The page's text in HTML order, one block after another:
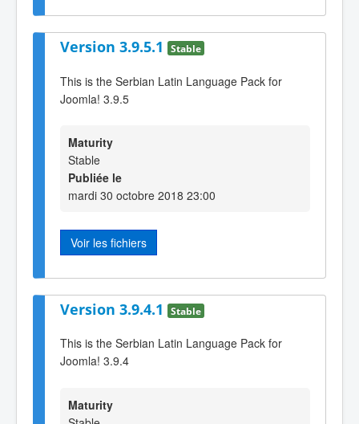
Version 3.9.5.1 Stable
This is the Serbian Latin Language Pack for
Joomla! 3.9.5
Maturity
Stable
Publiée le
mardi 30 octobre 2018 23:00
Voir les fichiers
Version 3.9.4.1 Stable
This is the Serbian Latin Language Pack for
Joomla! 3.9.4
Maturity